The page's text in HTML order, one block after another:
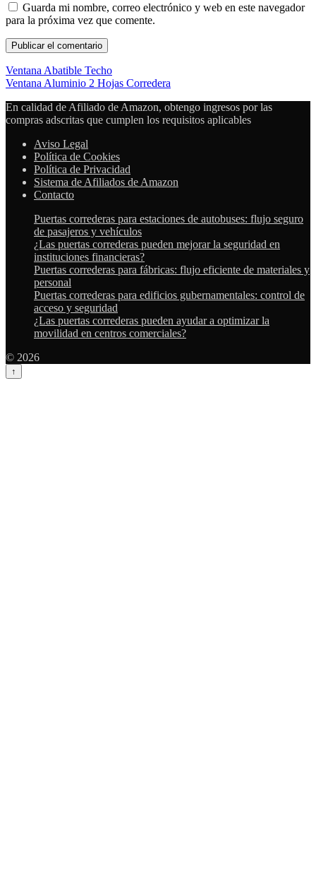
Guarda mi nombre, correo electrónico y web en este navegador
para la próxima vez que comente.
Ventana Abatible Techo
Ventana Aluminio 2 Hojas Corredera
En calidad de Afiliado de Amazon, obtengo ingresos por las
compras adscritas que cumplen los requisitos aplicables
Aviso Legal
Política de Cookies
Política de Privacidad
Sistema de Afiliados de Amazon
Contacto
Puertas correderas para estaciones de autobuses: flujo seguro
de pasajeros y vehículos
¿Las puertas correderas pueden mejorar la seguridad en
instituciones financieras?
Puertas correderas para fábricas: flujo eficiente de materiales y
personal
Puertas correderas para edificios gubernamentales: control de
acceso y seguridad
¿Las puertas correderas pueden ayudar a optimizar la
movilidad en centros comerciales?
© 2026
↑